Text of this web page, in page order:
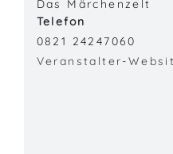
Das Märchenzelt
Telefon
0821 24247060
Veranstalter-